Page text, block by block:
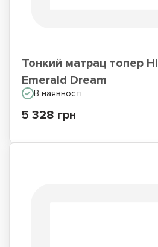
Тонкий матрац топер
Emerald Dream
В наявності
5 328 грн